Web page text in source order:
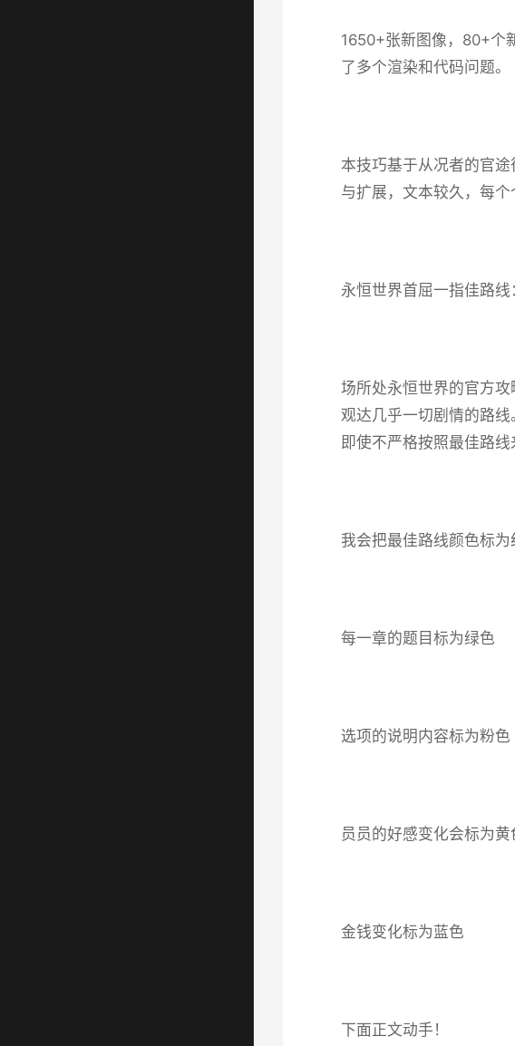
1650+张新图像，80+个
了多个渲染和代码问题。
本技巧基于从况者的官
与扩展，文本较久，每
永恒世界首屈一指佳路线
场所处永恒世界的官方
观达几乎一切剧情的路
即使不严格按照最佳路线
我会把最佳路线颜色标为
每一章的题目标为绿色
选项的说明内容标为粉色
员员的好感变化会标为黄
金钱变化标为蓝色
下面正文动手！